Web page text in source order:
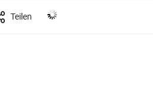
Teilen